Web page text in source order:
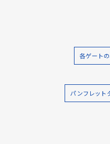
各ゲート
パンフレット